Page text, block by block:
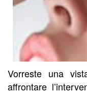
Vorreste una
affrontare